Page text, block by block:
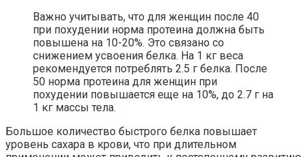
Важно учитывать, что для женщин после 40
при похудении норма протеина должна быть
повышена на 10-20%. Это связано со
снижением усвоения белка. На 1 кг веса
рекомендуется потреблять 2.5 г белка. После
50 норма протеина для женщин при
похудении повышается еще на 10%, до 2.7 г на
1 кг массы тела.
Большое количество быстрого белка повышает
уровень сахара в крови, что при длительном